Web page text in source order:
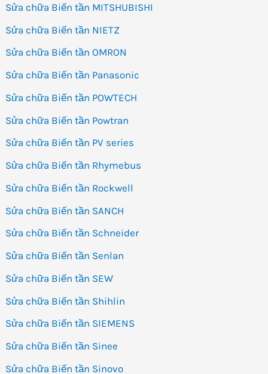
Sửa chữa Biến tần MITSHUBISHI
Sửa chữa Biến tần NIETZ
Sửa chữa Biến tần OMRON
Sửa chữa Biến tần Panasonic
Sửa chữa Biến tần POWTECH
Sửa chữa Biến tần Powtran
Sửa chữa Biến tần PV series
Sửa chữa Biến tần Rhymebus
Sửa chữa Biến tần Rockwell
Sửa chữa Biến tần SANCH
Sửa chữa Biến tần Schneider
Sửa chữa Biến tần Senlan
Sửa chữa Biến tần SEW
Sửa chữa Biến tần Shihlin
Sửa chữa Biến tần SIEMENS
Sửa chữa Biến tần Sinee
Sửa chữa Biến tần Sinovo